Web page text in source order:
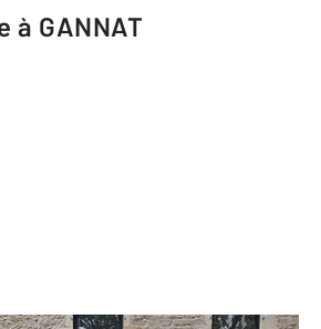
à GANNAT